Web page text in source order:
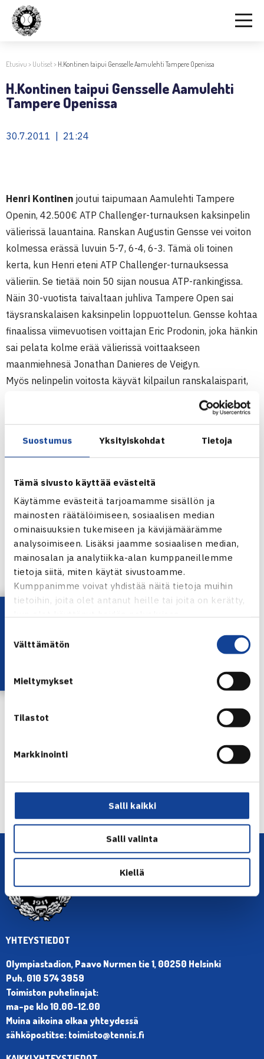
Suostumus Yksityiskohdat Tietoja
Tämä sivusto käyttää evästeitä
Käytämme evästeitä tarjoamamme sisällön ja
mainosten räätälöimiseen, sosiaalisen median
ominaisuuksien tukemiseen ja kävijämäärämme
analysoimiseen. Lisäksi jaamme sosiaalisen median,
mainosalan ja analytiikka-alan kumppaneillemme
tietoja siitä, miten käytät sivustoamme.
Kumppanimme voivat yhdistää näitä tietoja muihin
tietoihin, joita olet antanut heille tai joita on kerätty,
valinta
Välttämätön
Mieltymykset
Tilastot
Markkinointi
Salli kaikki
Salli valinta
Kiellä
Etusivu > Uutiset> H.Kontinen taipui Gensselle Aamulehti Tampere Openissa
H.Kontinen taipui Gensselle Aamulehti
Tampere Openissa
30.7.2011 | 21:24
Henri Kontinen joutui taipumaan Aamulehti Tampere
Openin, 42.500€ ATP Challenger-turnauksen kaksinpelin
välierissä lauantaina. Ranskan Augustin Gensse vei voiton
kolmessa erässä luvuin 5-7, 6-4, 6-3. Tämä oli toinen
kerta, kun Henri eteni ATP Challenger-turnauksessa
välieriin. Se tietää noin 50 sijan nousua ATP-rankingissa.
Näin 30-vuotista taivaltaan juhliva Tampere Open sai
täysranskalaisen kaksinpelin loppuottelun. Gensse kohtaa
finaalissa viimevuotisen voittajan Eric Prodonin, joka hänkin
sai pelata kolme erää välierissä voittaakseen
maanmiehnesä Jonathan Danieres de Veigyn.
Myös nelinpelin voitosta käyvät kilpailun ranskalaisparit,
ykkössijoitetut Pierre-Hugues Herbert ja Nicolas
Renavand, jotka välierissä kukistivat Henri ja Micke
Dasnieres de Veigy ja David Guez, jotka voittivat välierissä
Sunnuntaina Tampereella pelataan kolme loppuottelua.
Naisen nelinpelin voiton
Aamulehti Tampere Openin otteluohjelma 31.7. (su)
Klo 11 Piia Suomalainen – Dinah Prizenmaier
Klo 13 Pierre-Hugues Herbert/Nicolas Renavand –
Jonathan Dasnieres de Veigy/David Guez
Klo 14.30 Eric Prodon – Augustin Gensse
Henri Kontisen verkkosivut
Seuraava uutinen: Ruotsin Ymer ja… →
Lataa OmaTennis!
YHTEYSTIEDOT
Olympiastadion, Paavo Nurmen tie 1, 00250 Helsinki
Puh. 010 574 3959
Toimiston puhelinajat:
ma-pe klo 10.00-12.00
Muina aikoina olkaa yhteydessä
sähköpostitse: toimisto@tennis.fi